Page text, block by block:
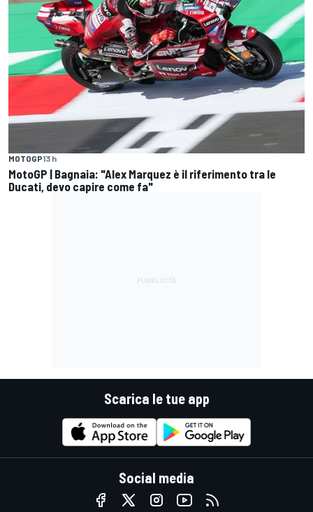
MOTOGP13 h
MotoGP | Bagnaia: "Alex Marquez è il riferimento tra le
Ducati, devo capire come fa"
Scarica le tue app
Social media